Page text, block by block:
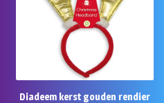
Diadeem kerst gouden rendier